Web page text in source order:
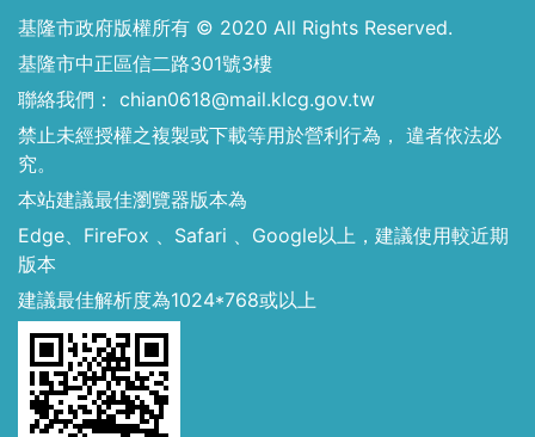
基隆市政府版權所有 © 2020 All Rights Reserved.
基隆市中正區信二路301號3樓
聯絡我們： chian0618@mail.klcg.gov.tw
禁止未經授權之複製或下載等用於營利行為， 違者依法必
究。
本站建議最佳瀏覽器版本為
Edge、FireFox 、Safari 、Google以上，建議使用較近期
版本
建議最佳解析度為1024*768或以上